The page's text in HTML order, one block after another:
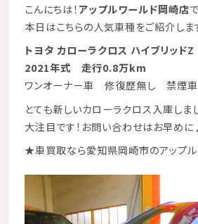
こんにちは！アップルワールド岡崎店
本日はこちらの人気車種をご紹介しま
トヨタ カローラクロス ハイブリッドZ
2021年式 走行0.8万km
ワンオーナー車
修復歴無し
禁煙車
とても新しいカローラクロス入庫しまし
大注目です！お問い合わせはお早め
★車買取なら愛知県岡崎市のアップ